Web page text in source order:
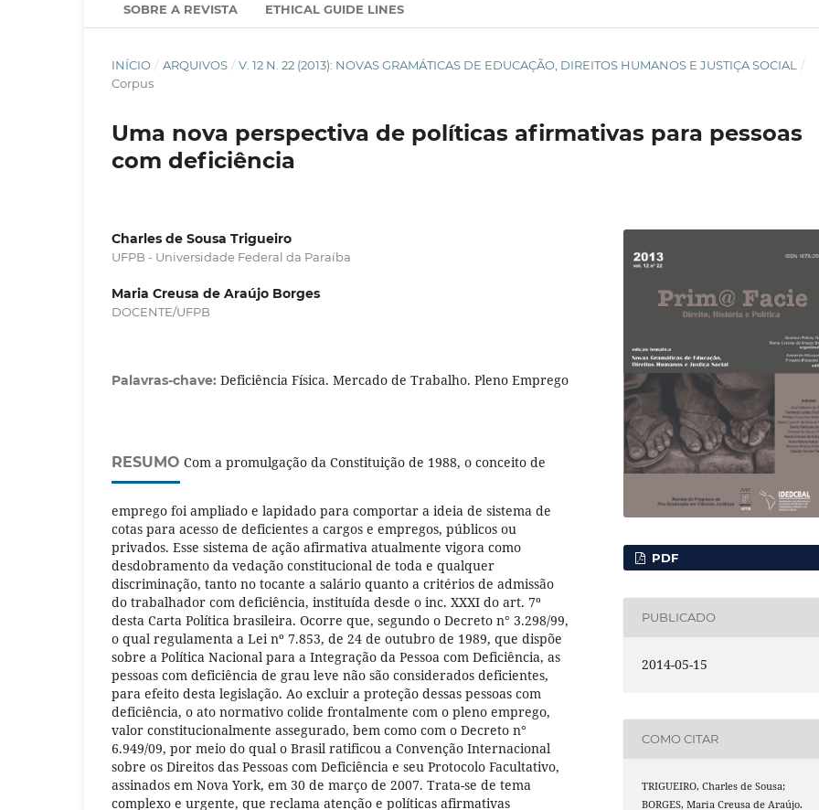
SOBRE A REVISTA ETHICAL GUIDE LINES
INÍCIO / ARQUIVOS / V. 12 N. 22 (2013): NOVAS GRAMÁTICAS DE EDUCAÇÃO, DIREITOS HUMANOS E JUSTIÇA SOCIAL
/
Corpus
Uma nova perspectiva de políticas afirmativas para pessoas
com deficiência
Charles de Sousa Trigueiro
UFPB - Universidade Federal da Paraíba
Maria Creusa de Araújo Borges
DOCENTE/UFPB
Palavras-chave: Deficiência Física. Mercado de Trabalho. Pleno Emprego
RESUMO Com a promulgação da Constituição de 1988, o conceito de
emprego foi ampliado e lapidado para comportar a ideia de sistema de
cotas para acesso de deficientes a cargos e empregos, públicos ou
privados. Esse sistema de ação afirmativa atualmente vigora como
desdobramento da vedação constitucional de toda e qualquer
discriminação, tanto no tocante a salário quanto a critérios de admissão
do trabalhador com deficiência, instituída desde o inc. XXXI do art. 7º
desta Carta Política brasileira. Ocorre que, segundo o Decreto n° 3.298/99,
o qual regulamenta a Lei nº 7.853, de 24 de outubro de 1989, que dispõe
sobre a Política Nacional para a Integração da Pessoa com Deficiência, as
pessoas com deficiência de grau leve não são considerados deficientes,
para efeito desta legislação. Ao excluir a proteção dessas pessoas com
deficiência, o ato normativo colide frontalmente com o pleno emprego,
valor constitucionalmente assegurado, bem como com o Decreto n°
6.949/09, por meio do qual o Brasil ratificou a Convenção Internacional
sobre os Direitos das Pessoas com Deficiência e seu Protocolo Facultativo,
assinados em Nova York, em 30 de março de 2007. Trata-se de tema
complexo e urgente, que reclama atenção e políticas afirmativas
PDF
PUBLICADO
2014-05-15
COMO CITAR
TRIGUEIRO, Charles de Sousa;
BORGES, Maria Creusa de Araújo.